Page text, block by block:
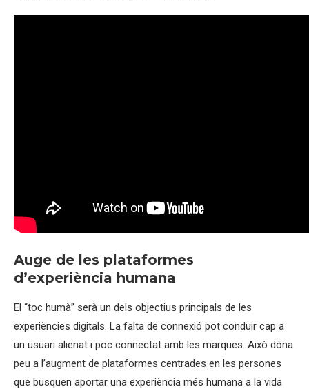
Auge de les plataformes
d’experiència humana
El “toc humà” serà un dels objectius principals de les
experiències digitals. La falta de connexió pot conduir cap a
un usuari alienat i poc connectat amb les marques. Això dóna
peu a l’augment de plataformes centrades en les persones
que busquen aportar una experiència més humana a la vida